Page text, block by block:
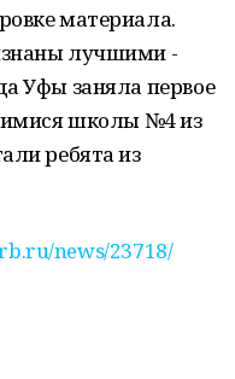
материала.
лучшими -
Уфы заняла первое
школы №4 из
ребята из
news/23718/